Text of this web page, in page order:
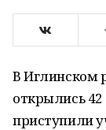
В Иглинском
открылись 42
приступили